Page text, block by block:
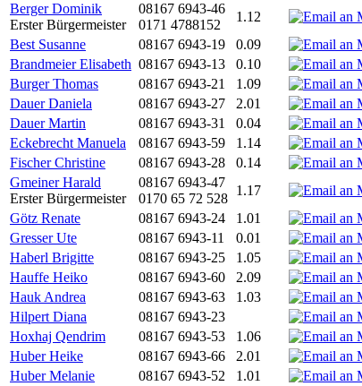
Berger Dominik
Erster Bürgermeister
08167 6943-46
0171 4788152
1.12
Best Susanne
08167 6943-19 0.09
Brandmeier Elisabeth 08167 6943-13 0.10
Burger Thomas
08167 6943-21 1.09
Dauer Daniela
08167 6943-27 2.01
Dauer Martin
08167 6943-31 0.04
Eckebrecht Manuela
08167 6943-59 1.14
Fischer Christine
08167 6943-28 0.14
Gmeiner Harald
Erster Bürgermeister
08167 6943-47
0170 65 72 528
1.17
Götz Renate
08167 6943-24 1.01
Gresser Ute
08167 6943-11 0.01
Haberl Brigitte
08167 6943-25 1.05
Hauffe Heiko
08167 6943-60 2.09
Hauk Andrea
08167 6943-63 1.03
Hilpert Diana
08167 6943-23
Hoxhaj Qendrim
08167 6943-53 1.06
Huber Heike
08167 6943-66 2.01
Huber Melanie
08167 6943-52 1.01